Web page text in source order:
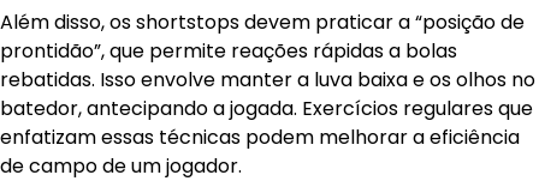
Além disso, os shortstops devem praticar a “posição de
prontidão”, que permite reações rápidas a bolas
rebatidas. Isso envolve manter a luva baixa e os olhos no
batedor, antecipando a jogada. Exercícios regulares que
enfatizam essas técnicas podem melhorar a eficiência
de campo de um jogador.